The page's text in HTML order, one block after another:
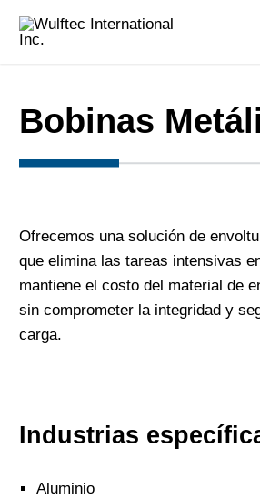
Bobinas
Ofrecemos una solución de
que elimina las tareas intensivas
mantiene el costo del material de
sin comprometer la integridad y
carga.
Industrias
Aluminio